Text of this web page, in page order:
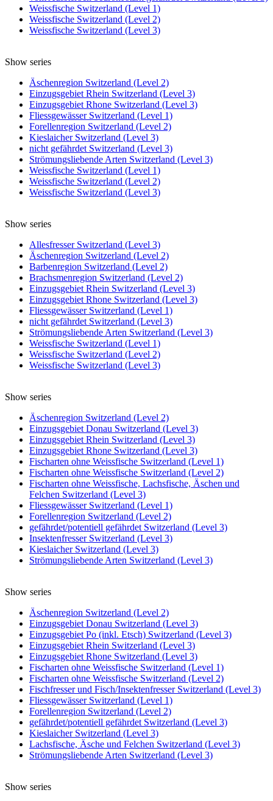
Weissfische Switzerland (Level 1)
Weissfische Switzerland (Level 2)
Weissfische Switzerland (Level 3)
Show series
Äschenregion Switzerland (Level 2)
Einzugsgebiet Rhein Switzerland (Level 3)
Einzugsgebiet Rhone Switzerland (Level 3)
Fliessgewässer Switzerland (Level 1)
Forellenregion Switzerland (Level 2)
Kieslaicher Switzerland (Level 3)
nicht gefährdet Switzerland (Level 3)
Strömungsliebende Arten Switzerland (Level 3)
Weissfische Switzerland (Level 1)
Weissfische Switzerland (Level 2)
Weissfische Switzerland (Level 3)
Show series
Allesfresser Switzerland (Level 3)
Äschenregion Switzerland (Level 2)
Barbenregion Switzerland (Level 2)
Brachsmenregion Switzerland (Level 2)
Einzugsgebiet Rhein Switzerland (Level 3)
Einzugsgebiet Rhone Switzerland (Level 3)
Fliessgewässer Switzerland (Level 1)
nicht gefährdet Switzerland (Level 3)
Strömungsliebende Arten Switzerland (Level 3)
Weissfische Switzerland (Level 1)
Weissfische Switzerland (Level 2)
Weissfische Switzerland (Level 3)
Show series
Äschenregion Switzerland (Level 2)
Einzugsgebiet Donau Switzerland (Level 3)
Einzugsgebiet Rhein Switzerland (Level 3)
Einzugsgebiet Rhone Switzerland (Level 3)
Fischarten ohne Weissfische Switzerland (Level 1)
Fischarten ohne Weissfische Switzerland (Level 2)
Fischarten ohne Weissfische, Lachsfische, Äschen und
Felchen Switzerland (Level 3)
Fliessgewässer Switzerland (Level 1)
Forellenregion Switzerland (Level 2)
gefährdet/potentiell gefährdet Switzerland (Level 3)
Insektenfresser Switzerland (Level 3)
Kieslaicher Switzerland (Level 3)
Strömungsliebende Arten Switzerland (Level 3)
Show series
Äschenregion Switzerland (Level 2)
Einzugsgebiet Donau Switzerland (Level 3)
Einzugsgebiet Po (inkl. Etsch) Switzerland (Level 3)
Einzugsgebiet Rhein Switzerland (Level 3)
Einzugsgebiet Rhone Switzerland (Level 3)
Fischarten ohne Weissfische Switzerland (Level 1)
Fischarten ohne Weissfische Switzerland (Level 2)
Fischfresser und Fisch/Insektenfresser Switzerland (Level 3)
Fliessgewässer Switzerland (Level 1)
Forellenregion Switzerland (Level 2)
gefährdet/potentiell gefährdet Switzerland (Level 3)
Kieslaicher Switzerland (Level 3)
Lachsfische, Äsche und Felchen Switzerland (Level 3)
Strömungsliebende Arten Switzerland (Level 3)
Show series